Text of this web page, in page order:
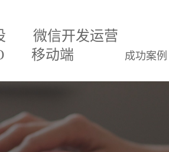
微信开发运营
移动端 成功案例